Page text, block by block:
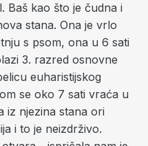
Baš kao što je čudna i
stana. Ona je vrlo
s psom, ona u 6 sati
3. razred osnovne
euharistijskog
se oko 7 sati vraća u
iz njezina stana ori
i to je neizdrživo.